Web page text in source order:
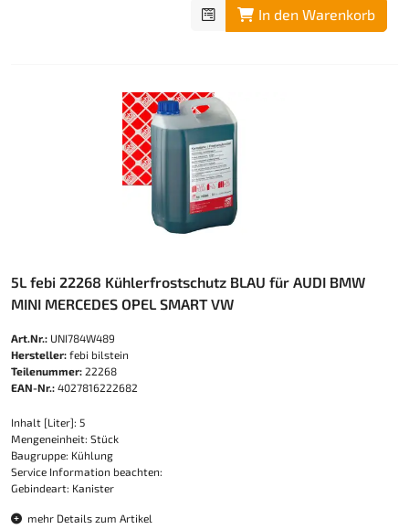
In den Warenkorb
5L febi 22268 Kühlerfrostschutz BLAU für AUDI BMW
MINI MERCEDES OPEL SMART VW
Art.Nr.: UNI784W489
Hersteller: febi bilstein
Teilenummer: 22268
EAN-Nr.: 4027816222682
Inhalt [Liter]: 5
Mengeneinheit: Stück
Baugruppe: Kühlung
Service Information beachten:
Gebindeart: Kanister
mehr Details zum Artikel